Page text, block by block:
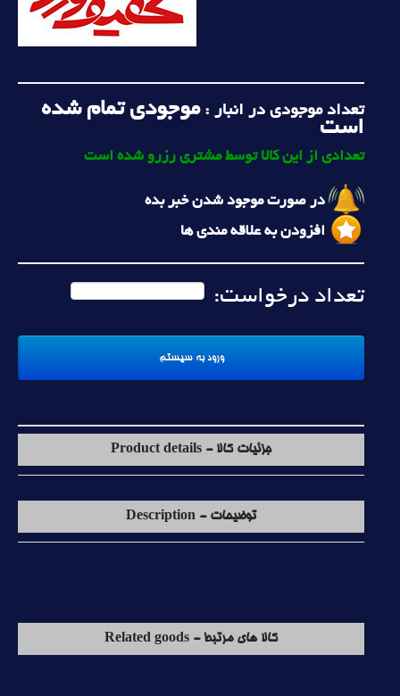
تعداد موجودی در انبار :موجودی تمام شده
است
تعدادی از این کالا توسط مشتری رزرو شده است
در صورت موجود شدن خبر بده
افزودن به علاقه مندی ها
تعداد درخواست:
جزئیات کالا - Product details
توضیحات - Description
کالا های مرتبط - Related goods